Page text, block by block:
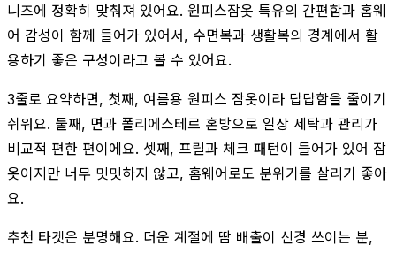
니즈에 정확히 맞춰져 있어요. 원피스잠옷 특유의 간편함과 홈웨
어 감성이 함께 들어가 있어서, 수면복과 생활복의 경계에서 활
용하기 좋은 구성이라고 볼 수 있어요.
3줄로 요약하면, 첫째, 여름용 원피스 잠옷이라 답답함을 줄이기
쉬워요. 둘째, 면과 폴리에스테르 혼방으로 일상 세탁과 관리가
비교적 편한 편이에요. 셋째, 프릴과 체크 패턴이 들어가 있어 잠
옷이지만 너무 밋밋하지 않고, 홈웨어로도 분위기를 살리기 좋아
요.
추천 타겟은 분명해요. 더운 계절에 땀 배출이 신경 쓰이는 분,